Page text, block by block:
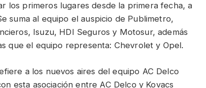
los primeros lugares desde la primera fecha, a
suma al equipo el auspicio de Publimetro,
Isuzu, HDI Seguros y Motosur, además
que el equipo representa: Chevrolet y Opel.
a los nuevos aires del equipo AC Delco
esta asociación entre AC Delco y Kovacs